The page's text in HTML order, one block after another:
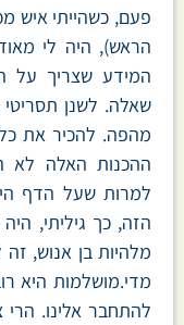
פעם, כשהייתי איש
הראש), היה לי
המידע שצריך על
שאלה. לשנן
מהפה. להכיר את
ההכנות האלה לא
למרות שעל הדף
הזה, כך גיליתי,
מלהיות בן אנוש, זה
מדי.מושלמות היא
להתחבר אלינו. הרי